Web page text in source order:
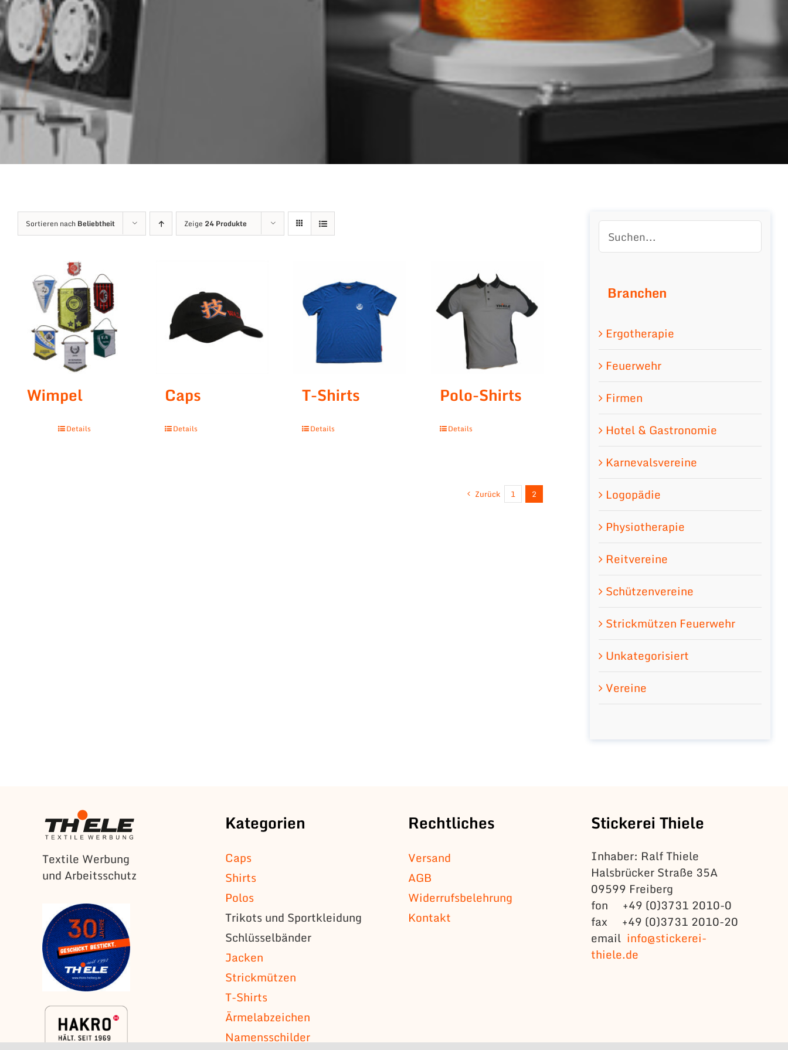
Sortieren nach Beliebtheit Zeige 24 Produkte
Wimpel
Details
Caps
Details
T-Shirts
Details
Polo-Shirts
Details
Zurück 1 2
Branchen
Ergotherapie
Feuerwehr
Firmen
Hotel & Gastronomie
Karnevalsvereine
Logopädie
Physiotherapie
Reitvereine
Schützenvereine
Strickmützen Feuerwehr
Unkategorisiert
Vereine
Textile Werbung
und Arbeitsschutz
Kategorien
Caps
Shirts
Polos
Trikots und Sportkleidung
Schlüsselbänder
Jacken
Strickmützen
T-Shirts
Ärmelabzeichen
Namensschilder
Rechtliches
Versand
AGB
Widerrufsbelehrung
Kontakt
Stickerei Thiele
Inhaber: Ralf Thiele
Halsbrücker Straße 35A
09599 Freiberg
fon +49 (0)3731 2010-0
fax +49 (0)3731 2010-20
email info@stickerei-
thiele.de